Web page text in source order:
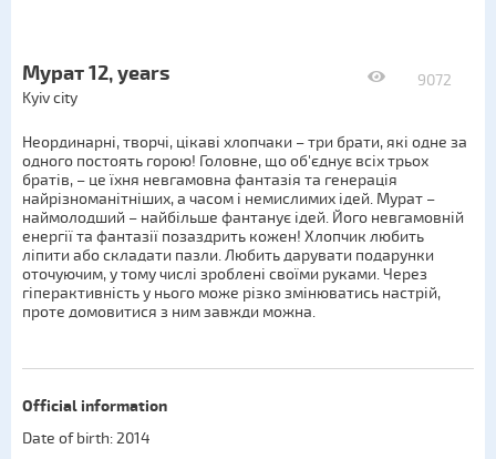
9072
Мурат 12, years
Kyiv city
Неординарні, творчі, цікаві хлопчаки – три брати, які одне за
одного постоять горою! Головне, що об'єднує всіх трьох
братів, – це їхня невгамовна фантазія та генерація
найрізноманітніших, а часом і немислимих ідей. Мурат –
наймолодший – найбільше фантанує ідей. Його невгамовній
енергії та фантазії позаздрить кожен! Хлопчик любить
ліпити або складати пазли. Любить дарувати подарунки
оточуючим, у тому числі зроблені своїми руками. Через
гіперактивність у нього може різко змінюватись настрій,
проте домовитися з ним завжди можна.
Official information
Date of birth: 2014